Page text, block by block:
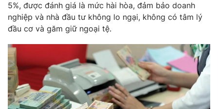
Photo Infographic
VTV Money VTV Thể thao
VTV Sức khoẻ Bất động sản
5%, được đánh giá là mức hài hòa, đảm bảo doanh
nghiệp và nhà đầu tư không lo ngại, không có tâm lý
đầu cơ và găm giữ ngoại tệ.